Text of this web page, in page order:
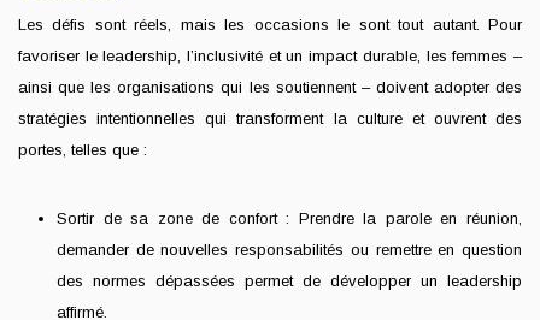
Les défis sont réels, mais les occasions le sont tout autant. Pour
favoriser le leadership, l’inclusivité et un impact durable, les femmes –
ainsi que les organisations qui les soutiennent – doivent adopter des
stratégies intentionnelles qui transforment la culture et ouvrent des
portes, telles que :
Sortir de sa zone de confort : Prendre la parole en réunion,
demander de nouvelles responsabilités ou remettre en question
des normes dépassées permet de développer un leadership
affirmé.